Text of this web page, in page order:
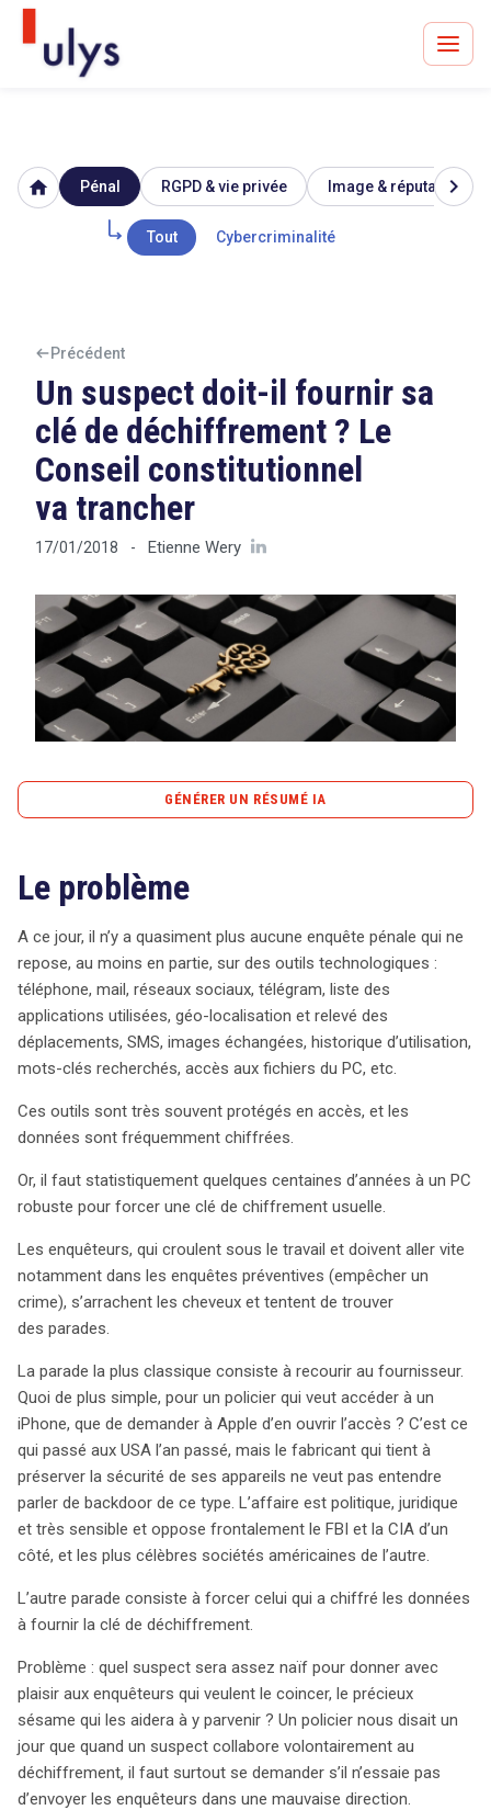
Avocats à Paris & Bruxelles
Leader en droit de l'innovation depuis 30 ans
Tout sur le RGPD
Rechercher
CONTACT
home Pénal RGPD & vie privée Image & réputation
Tout Cybercriminalité
chevron_right
Précédent
Un suspect doit-il fournir sa
clé de déchiffrement ? Le
Conseil constitutionnel
va trancher
17/01/2018 - Etienne Wery
GÉNÉRER UN RÉSUMÉ IA
Les enquêtes pénales modernes s’appuient de plus en
plus sur des outils technologiques, rendant l’accès aux
données crucial pour les enquêteurs. Cependant, l’accès
à ces informations est souvent entravé par des
protections, notamment des systèmes de chiffrement.
Dans ce contexte, l’article 434-15-2 du Code pénal
français impose une obligation de collaboration,
sanctionnant ceux qui refusent de fournir des clés de
questions fondamentales sur le droit à ne pas s’auto-
incriminer, un principe sacro-saint du droit au procès
équitable. En effet, le droit français stipule que c’est à
l’accusation de prouver la culpabilité. Or, l’article 434-15-
2 pourrait forcer des suspects à incriminer
volontairement leur propre défense. Le Conseil
constitutionnel est actuellement saisi d’une question
prioritaire de constitutionnalité (QPC) sur cette
disposition, soulignant le débat entre la nécessité
individuels. Le dilemme est complexe : comment
équilibrer l’efficacité des enquêtes avec le respect des
droits fondamentaux ? La réponse du Conseil, attendue
dans trois mois, pourrait redéfinir la manière dont la
justice traite les preuves numériques et les droits des
suspects, marquant ainsi un tournant dans la lutte
contre la criminalité digitale et la protection des libertés
individuelles.
Le problème
A ce jour, il n’y a quasiment plus aucune enquête pénale qui ne
repose, au moins en partie, sur des outils technologiques :
téléphone, mail, réseaux sociaux, télégram, liste des
applications utilisées, géo-localisation et relevé des
déplacements, SMS, images échangées, historique d’utilisation,
mots-clés recherchés, accès aux fichiers du PC, etc.
Ces outils sont très souvent protégés en accès, et les
données sont fréquemment chiffrées.
Or, il faut statistiquement quelques centaines d’années à un PC
robuste pour forcer une clé de chiffrement usuelle.
Les enquêteurs, qui croulent sous le travail et doivent aller vite
notamment dans les enquêtes préventives (empêcher un
crime), s’arrachent les cheveux et tentent de trouver
des parades.
La parade la plus classique consiste à recourir au fournisseur.
Quoi de plus simple, pour un policier qui veut accéder à un
iPhone, que de demander à Apple d’en ouvrir l’accès ? C’est ce
qui passé aux USA l’an passé, mais le fabricant qui tient à
préserver la sécurité de ses appareils ne veut pas entendre
parler de backdoor de ce type. L’affaire est politique, juridique
et très sensible et oppose frontalement le FBI et la CIA d’un
côté, et les plus célèbres sociétés américaines de l’autre.
L’autre parade consiste à forcer celui qui a chiffré les données
à fournir la clé de déchiffrement.
Problème : quel suspect sera assez naïf pour donner avec
plaisir aux enquêteurs qui veulent le coincer, le précieux
sésame qui les aidera à y parvenir ? Un policier nous disait un
jour que quand un suspect collabore volontairement au
déchiffrement, il faut surtout se demander s’il n’essaie pas
d’envoyer les enquêteurs dans une mauvaise direction.